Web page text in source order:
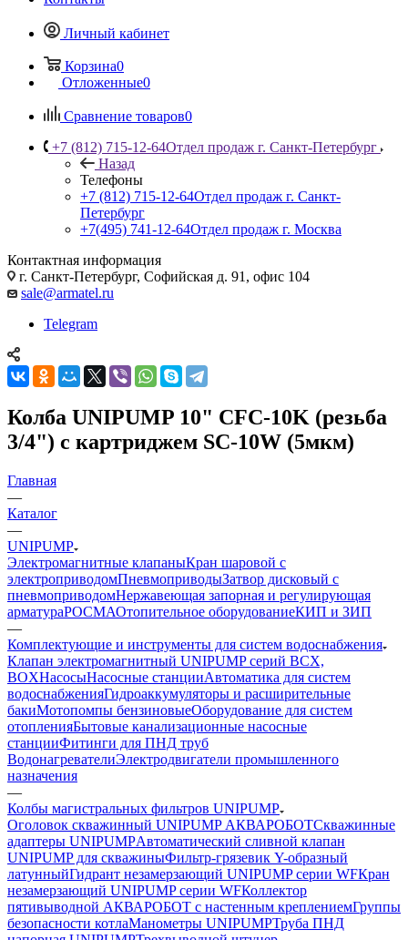
Личный кабинет
Корзина0
Отложенные0
Сравнение товаров0
+7 (812) 715-12-64Отдел продаж г. Санкт-Петербург
Назад
Телефоны
+7 (812) 715-12-64Отдел продаж г. Санкт-
Петербург
+7(495) 741-12-64Отдел продаж г. Москва
Контактная информация
г. Санкт-Петербург, Софийская д. 91, офис 104
sale@armatel.ru
Telegram
Колба UNIPUMP 10" CFC-10K (резьба
3/4") с картриджем SC-10W (5мкм)
Главная
—
Каталог
—
UNIPUMP
Электромагнитные клапаныКран шаровой с
электроприводомПневмоприводыЗатвор дисковый с
пневмоприводомНержавеющая запорная и регулирующая
арматураРОСМАОтопительное оборудованиеКИП и ЗИП
—
Комплектующие и инструменты для систем водоснабжения
Клапан электромагнитный UNIPUMP серий BCX,
BOXНасосыНасосные станцииАвтоматика для систем
водоснабженияГидроаккумуляторы и расширительные
бакиМотопомпы бензиновыеОборудование для систем
отопленияБытовые канализационные насосные
станцииФитинги для ПНД труб
ВодонагревателиЭлектродвигатели промышленного
назначения
—
Колбы магистральных фильтров UNIPUMP
Оголовок скважинный UNIPUMP АКВАРОБОТСкважинные
адаптеры UNIPUMPАвтоматический сливной клапан
UNIPUMP для скважиныФильтр-грязевик Y-образный
латунныйГидрант незамерзающий UNIPUMP серии WFКран
незамерзающий UNIPUMP серии WFКоллектор
пятивыводной АКВАРОБОТ с настенным креплениемГруппы
безопасности котлаМанометры UNIPUMPТруба ПНД